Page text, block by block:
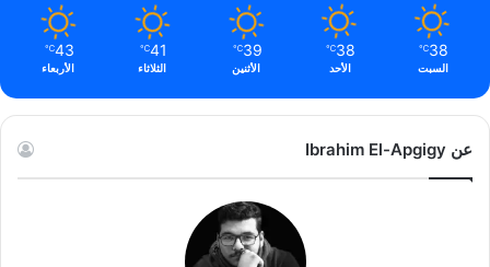
38
℃
السبت
38
℃
الأحد
39
℃
الأثنين
41
℃
الثلاثاء
43
℃
الأربعاء
عن Ibrahim El-Apgigy